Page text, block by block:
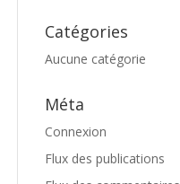
Catégories
Aucune catégorie
Méta
Connexion
Flux des publications